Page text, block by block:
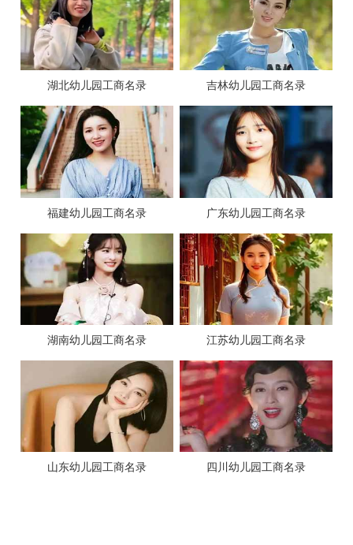
湖北幼儿园工商名录 吉林幼儿园工商名录
福建幼儿园工商名录 广东幼儿园工商名录
湖南幼儿园工商名录 江苏幼儿园工商名录
山东幼儿园工商名录 四川幼儿园工商名录